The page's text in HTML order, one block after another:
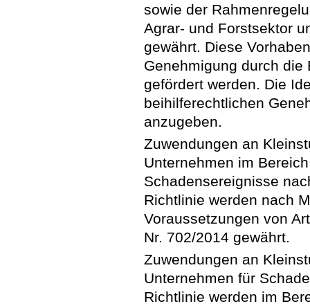
sowie der
Agrar- und Forstsektor
gewährt. Diese
Genehmigung durch
gefördert werden. Die
beihilferechtlichen
anzugeben.
Zuwendungen an
Unternehmen im
Schadensereignisse
Richtlinie werden nach
Voraussetzungen von
Nr. 702/2014 gewährt.
Zuwendungen an
Unternehmen für
Richtlinie werden im